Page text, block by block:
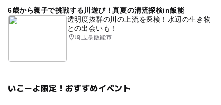
6歳から親子で挑戦する川遊び！真夏の清流探検in飯能
透明度抜群の川の上流を探検！水辺の生き物
との出会いも！
埼玉県飯能市
いこーよ限定！おすすめイベント